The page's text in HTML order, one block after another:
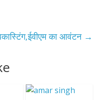
का आवंटन →